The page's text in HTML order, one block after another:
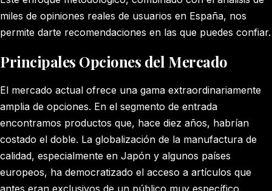
miles de opiniones reales de usuarios en España, nos
permite darte recomendaciones en las que puedes confiar.
Principales Opciones del Mercado
El mercado actual ofrece una gama extraordinariamente
amplia de opciones. En el segmento de entrada
encontramos productos que, hace diez años, habrían
costado el doble. La globalización de la manufactura de
calidad, especialmente en Japón y algunos países
europeos, ha democratizado el acceso a artículos que
antes eran exclusivos de un público muy específico.